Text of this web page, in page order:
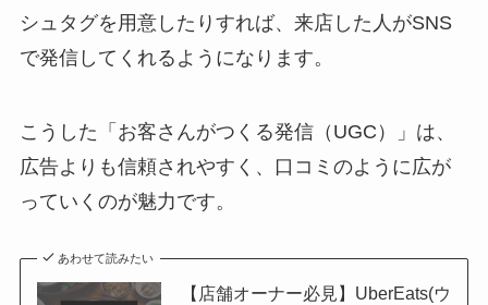
シュタグを用意したりすれば、来店した人がSNS
で発信してくれるようになります。
こうした「お客さんがつくる発信（UGC）」は、
広告よりも信頼されやすく、口コミのように広が
っていくのが魅力です。
あわせて読みたい
【店舗オーナー必見】UberEats(ウ